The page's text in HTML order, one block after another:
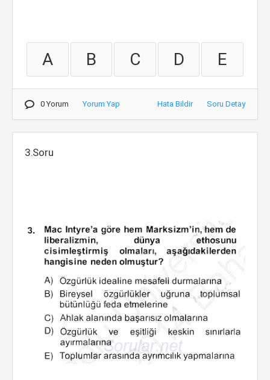
A B C D E
0 Yorum Yorum Yap Hata Bildir Soru Detay
3.Soru